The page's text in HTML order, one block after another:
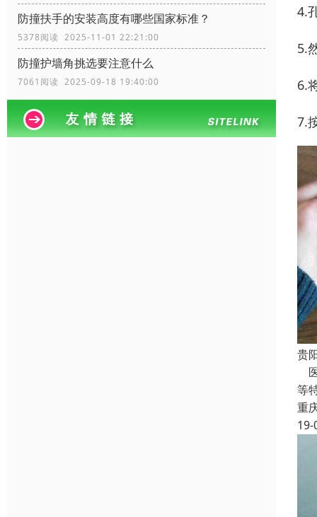
防撞扶手的安装高度有哪些国家标准？
5378阅读 2025-11-01 22:21:00
防撞护墙角挑选要注意什么
7061阅读 2025-09-18 19:40:00
4.
5.
6.
7.
贵
等
重
19-